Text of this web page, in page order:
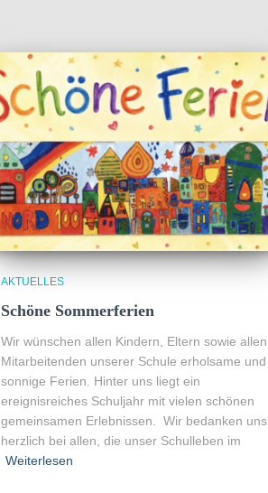
AKTUELLES
Schöne Sommerferien
Wir wünschen allen Kindern, Eltern sowie allen
Mitarbeitenden unserer Schule erholsame und
sonnige Ferien. Hinter uns liegt ein
ereignisreiches Schuljahr mit vielen schönen
gemeinsamen Erlebnissen. Wir bedanken uns
herzlich bei allen, die unser Schulleben im
Weiterlesen